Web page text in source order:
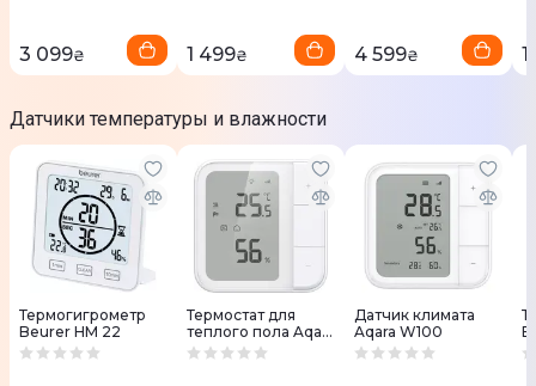
3 099₴ 1 499₴ 4 599₴
Датчики температуры и влажности
Термогигрометр
Beurer HM 22
Термостат для
теплого пола Aqara
W500
Датчик климата
Aqara W100